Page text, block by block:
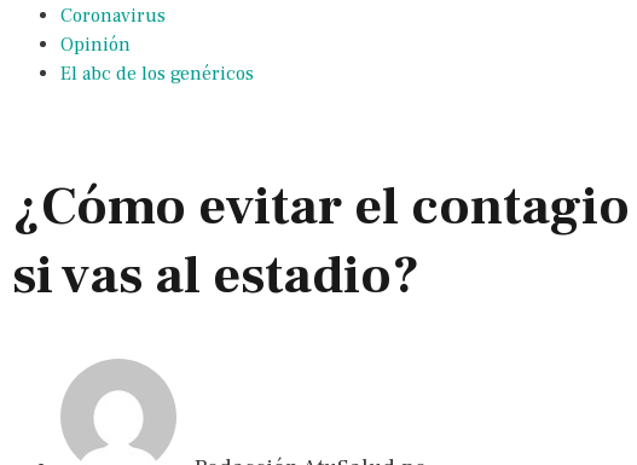
Coronavirus
Opinión
El abc de los genéricos
¿Cómo evitar el
si vas al estadio?